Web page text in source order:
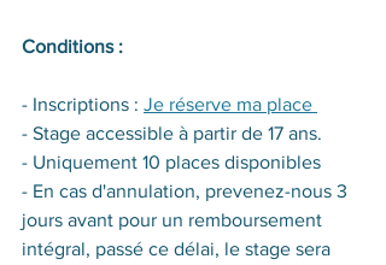
Conditions :
- Inscriptions : Je réserve ma place
- Stage accessible à partir de 17 ans.
- Uniquement 10 places disponibles
- En cas d'annulation, prevenez-nous 3
jours avant pour un remboursement
intégral, passé ce délai, le stage sera